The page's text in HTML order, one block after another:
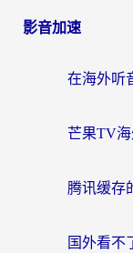
影音加速